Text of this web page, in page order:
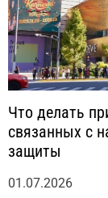
Что делать
связанных с
защиты
01.07.2026